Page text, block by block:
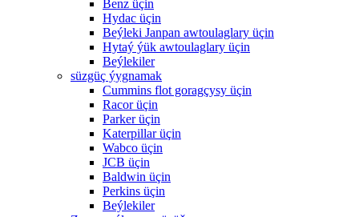
Benz üçin
Hydac üçin
Beýleki Janpan awtoulaglary üçin
Hytaý ýük awtoulaglary üçin
Beýlekiler
süzgüç ýygnamak
Cummins flot goragçysy üçin
Racor üçin
Parker üçin
Katerpillar üçin
Wabco üçin
JCB üçin
Baldwin üçin
Perkins üçin
Beýlekiler